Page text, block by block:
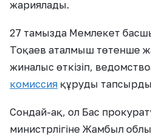
жариялады.
27 тамызда Мемлекет
Тоқаев аталмыш төтенше
жиналыс өткізіп,
комиссия құруды
Сондай-ақ, ол Бас
министрлігіне Жамбыл